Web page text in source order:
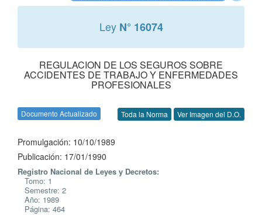
Ley N° 16074
REGULACION DE LOS SEGUROS SOBRE
ACCIDENTES DE TRABAJO Y ENFERMEDADES
PROFESIONALES
Documento Actualizado Toda la Norma Ver Imagen del D.O.
Promulgación: 10/10/1989
Publicación: 17/01/1990
Registro Nacional de Leyes y Decretos:
Tomo: 1
Semestre: 2
Año: 1989
Página: 464